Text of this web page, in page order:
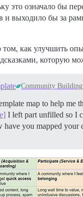
это означало бы
выходило бы за
как улучшить
которую
Community Building
map to help me
I left part unfilled so I
you mapped